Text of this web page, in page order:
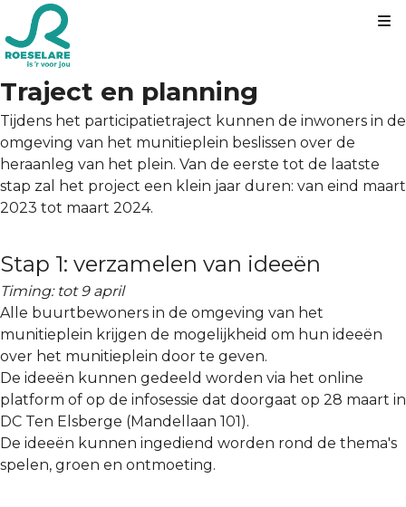
Traject en planning
Tijdens het participatietraject kunnen de inwoners in de
omgeving van het munitieplein beslissen over de
heraanleg van het plein. Van de eerste tot de laatste
stap zal het project een klein jaar duren: van eind maart
2023 tot maart 2024.
Stap 1: verzamelen van ideeën
Timing: tot 9 april
Alle buurtbewoners in de omgeving van het
munitieplein krijgen de mogelijkheid om hun ideeën
over het munitieplein door te geven.
De ideeën kunnen gedeeld worden via het online
platform of op de infosessie dat doorgaat op 28 maart in
DC Ten Elsberge (Mandellaan 101).
De ideeën kunnen ingediend worden rond de thema's
spelen, groen en ontmoeting.